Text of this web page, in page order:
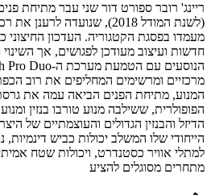
(לשנת המודל 2018), שנועדה
מעמדו בפסגת הקטגוריה. העדכון
חדשות ועיצוב מעודכן לפגושים, אך
מרכזיים ומרשימים המחליפים את רוב
הפופולרית, ששילבה מנוע טורבו בנזין
הדיזל והבנזין הגדולים והעוצמתיים של
הייחודי שלו המשלב יכולות כביש דינמיות,
למתלי אוויר כסטנדרט, ויכולות שטח
מתחרים מסוגלים להציע